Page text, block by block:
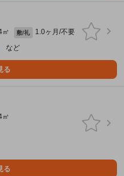
㎡ 敷/礼
1.0ヶ月/不要
など
る
㎡
る